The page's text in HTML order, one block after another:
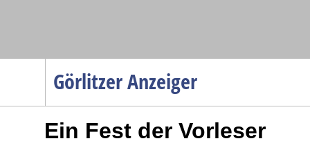
Görlitzer Anzeiger
Menüpunkte
PolitikEin Fest der Vorleser